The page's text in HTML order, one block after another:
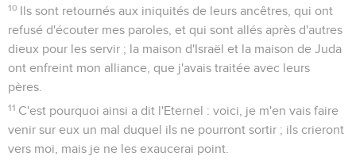
10 Ils sont retournés aux iniquités de leurs ancêtres, qui ont
refusé d'écouter mes paroles, et qui sont allés après d'autres
dieux pour les servir ; la maison d'Israël et la maison de Juda
ont enfreint mon alliance, que j'avais traitée avec leurs
pères.
11 C'est pourquoi ainsi a dit l'Eternel : voici, je m'en vais faire
venir sur eux un mal duquel ils ne pourront sortir ; ils crieront
vers moi, mais je ne les exaucerai point.